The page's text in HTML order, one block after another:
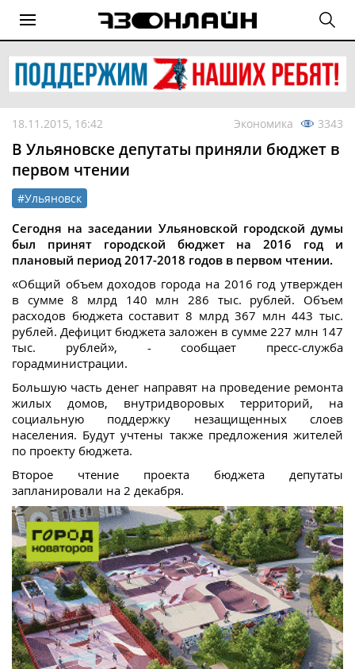
18.11.2015, 16:42 Экономика 3343
В Ульяновске депутаты приняли бюджет в
первом чтении
#Ульяновск
Сегодня на заседании Ульяновской городской думы
был принят городской бюджет на 2016 год и
плановый период 2017-2018 годов в первом чтении.
«Общий объем доходов города на 2016 год утвержден
в сумме 8 млрд 140 млн 286 тыс. рублей. Объем
расходов бюджета составит 8 млрд 367 млн 443 тыс.
рублей. Дефицит бюджета заложен в сумме 227 млн 147
тыс. рублей», - сообщает пресс-служба
горадминистрации.
Большую часть денег направят на проведение ремонта
жилых домов, внутридворовых территорий, на
социальную поддержку незащищенных слоев
населения. Будут учтены также предложения жителей
по проекту бюджета.
Второе чтение проекта бюджета депутаты
запланировали на 2 декабря.